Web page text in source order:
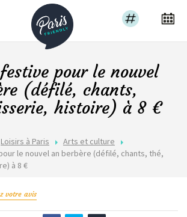
Loisirs à Paris
Arts et culture
le nouvel an berbère (défilé, chants, thé,
à 8 €
pour le nouvel
(défilé, chants,
histoire) à 8 €
votre avis